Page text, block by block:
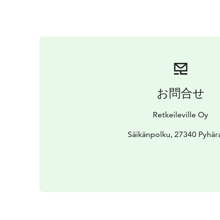
お問合せ
Retkeileville Oy
Säikänpolku, 27340